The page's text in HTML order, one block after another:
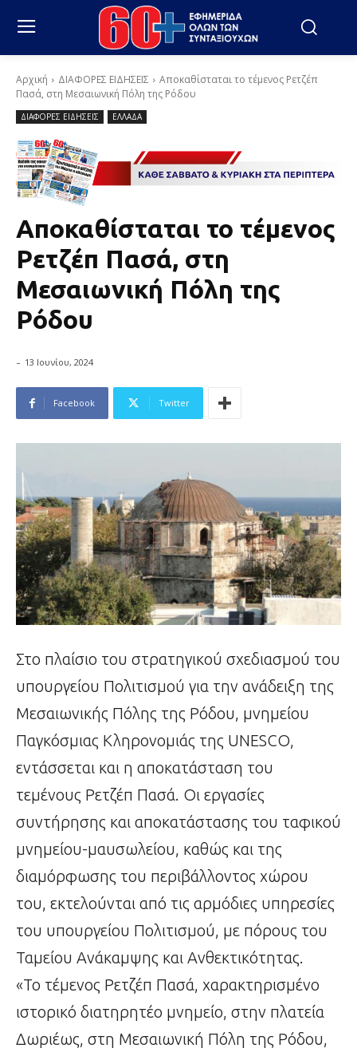
Αρχική ΔΙΑΦΟΡΕΣ ΕΙΔΗΣΕΙΣ
Αποκαθίσταται το τέμενος Ρετζέπ
Πασά, στη Μεσαιωνική Πόλη της Ρόδου
ΔΙΑΦΟΡΕΣ ΕΙΔΗΣΕΙΣ ΕΛΛΑΔΑ
Αποκαθίσταται το τέμενος
Ρετζέπ Πασά, στη
Μεσαιωνική Πόλη της
Ρόδου
- 13 Ιουνίου, 2024
Facebook Twitter
Στο πλαίσιο του στρατηγικού σχεδιασμού του
υπουργείου Πολιτισμού για την ανάδειξη της
Μεσαιωνικής Πόλης της Ρόδου, μνημείου
Παγκόσμιας Κληρονομιάς της UNESCO,
εντάσσεται και η αποκατάσταση του
τεμένους Ρετζέπ Πασά. Οι εργασίες
συντήρησης και αποκατάστασης του ταφικού
μνημείου-μαυσωλείου, καθώς και της
διαμόρφωσης του περιβάλλοντος χώρου
του, εκτελούνται από τις αρμόδιες υπηρεσίες
του υπουργείου Πολιτισμού, με πόρους του
Ταμείου Ανάκαμψης και Ανθεκτικότητας.
«Το τέμενος Ρετζέπ Πασά, χαρακτηρισμένο
ιστορικό διατηρητέο μνημείο, στην πλατεία
Δωριέως, στη Μεσαιωνική Πόλη της Ρόδου,